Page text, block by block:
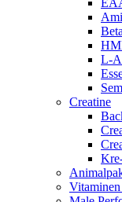
L-
Creatine
Vitaminen